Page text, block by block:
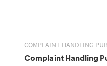
COMPLAINT HANDLING
Complaint Handling